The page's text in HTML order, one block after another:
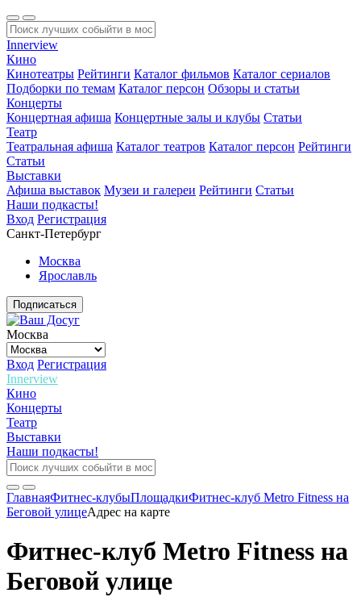
Innerview
Кино
Кинотеатры Рейтинги Каталог фильмов Каталог сериалов
Подборки по темам Каталог персон Обзоры и статьи
Концерты
Концертная афиша Концертные залы и клубы Статьи
Театр
Театральная афиша Каталог театров Каталог персон Рейтинги
Статьи
Выставки
Афиша выставок Музеи и галереи Рейтинги Статьи
Наши подкасты!
Вход Регистрация
Санкт-Петербург
Москва
Ярославль
Подписаться
Москва
Вход Регистрация
Innerview
Кино
Концерты
Театр
Выставки
Наши подкасты!
ГлавнаяФитнес-клубыПлощадкиФитнес-клуб Metro Fitness на
Беговой улицеАдрес на карте
Фитнес-клуб Metro Fitness на
Беговой улице